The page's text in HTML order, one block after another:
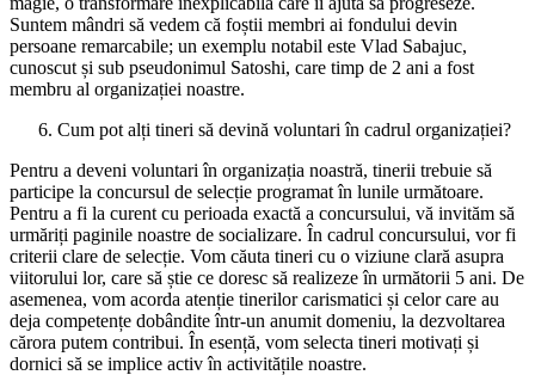
Suntem mândri să vedem că foștii membri ai fondului devin
persoane remarcabile; un exemplu notabil este Vlad Sabajuc,
cunoscut și sub pseudonimul Satoshi, care timp de 2 ani a fost
membru al organizației noastre.
Cum pot alți tineri să devină voluntari în cadrul organizației?
Pentru a deveni voluntari în organizația noastră, tinerii trebuie să
participe la concursul de selecție programat în lunile următoare.
Pentru a fi la curent cu perioada exactă a concursului, vă invităm să
urmăriți paginile noastre de socializare. În cadrul concursului, vor fi
criterii clare de selecție. Vom căuta tineri cu o viziune clară asupra
viitorului lor, care să știe ce doresc să realizeze în următorii 5 ani. De
asemenea, vom acorda atenție tinerilor carismatici și celor care au
deja competențe dobândite într-un anumit domeniu, la dezvoltarea
cărora putem contribui. În esență, vom selecta tineri motivați și
dornici să se implice activ în activitățile noastre.